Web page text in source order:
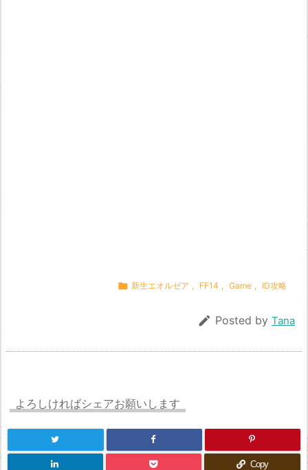
 新生エオルゼア , FF14 , Game , ID攻略
 Posted by Tana
よろしければシェアお願いします
Copy